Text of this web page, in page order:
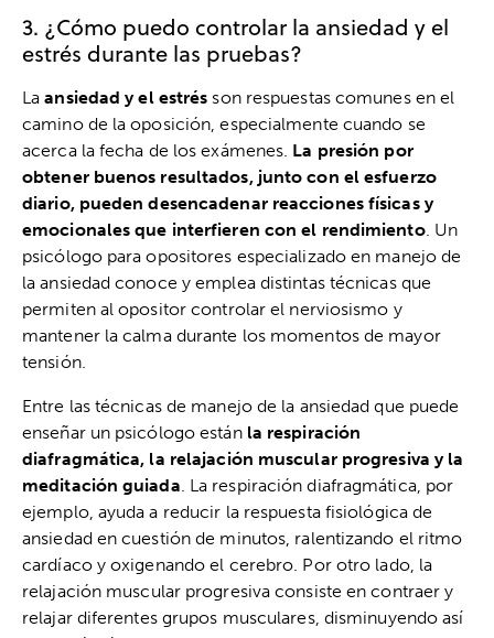
3. ¿Cómo puedo controlar la ansiedad y el
estrés durante las pruebas?
Laansiedad y el estrés son respuestas comunes en el
camino de la oposición, especialmente cuando se
acerca la fecha de los exámenes. La presión por
obtener buenos resultados, junto con el esfuerzo
diario, pueden desencadenar reacciones físicas y
emocionales que interfieren con el rendimiento. Un
psicólogo para opositores especializado en manejo de
la ansiedad conoce y emplea distintas técnicas que
permiten al opositor controlar el nerviosismo y
mantener la calma durante los momentos de mayor
tensión.
Entre las técnicas de manejo de la ansiedad que puede
enseñar un psicólogo están la respiración
diafragmática, la relajación muscular progresiva y la
meditación guiada . La respiración diafragmática, por
ejemplo, ayuda a reducir la respuesta fisiológica de
ansiedad en cuestión de minutos, ralentizando el ritmo
cardíaco y oxigenando el cerebro. Por otro lado, la
relajación muscular progresiva consiste en contraer y
relajar diferentes grupos musculares, disminuyendo así